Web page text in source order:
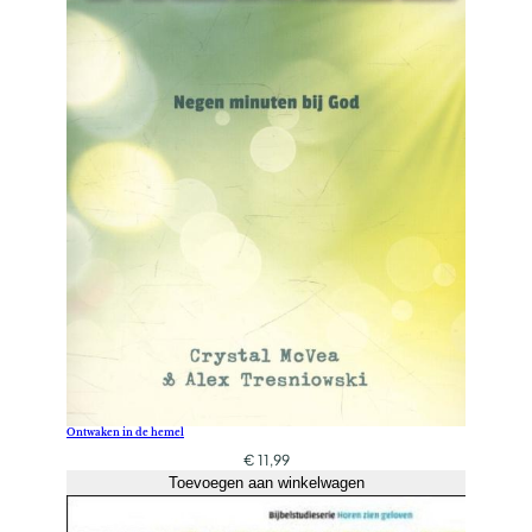
Ontwaken in de hemel
€11,99
Toevoegen aan winkelwagen